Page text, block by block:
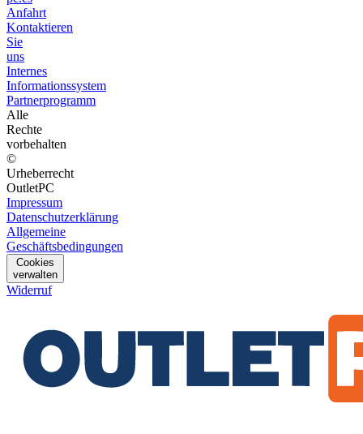
Anfahrt
Kontaktieren
Sie
uns
Internes
Informationssystem
Partnerprogramm
Alle
Rechte
vorbehalten
©
Urheberrecht
OutletPC
Impressum
Datenschutzerklärung
Allgemeine
Geschäftsbedingungen
Cookies
verwalten
Widerruf